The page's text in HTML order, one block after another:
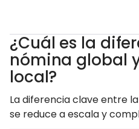
¿Cuál es la
nómina global
local?
La diferencia clave entre
se reduce a escala y